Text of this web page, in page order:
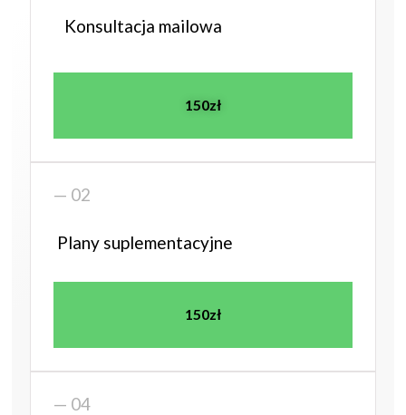
Konsultacja mailowa
150zł
— 02
Plany suplementacyjne
150zł
— 04